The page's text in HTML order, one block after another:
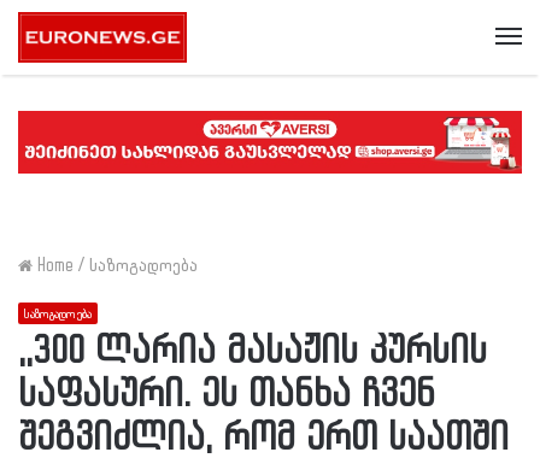
Home / საზოგადოება
საზოგადოება
,,300 ლარია მასაჟის კურსის
საფასური. ეს თანხა ჩვენ
შეგვიძლია, რომ ერთ საათში